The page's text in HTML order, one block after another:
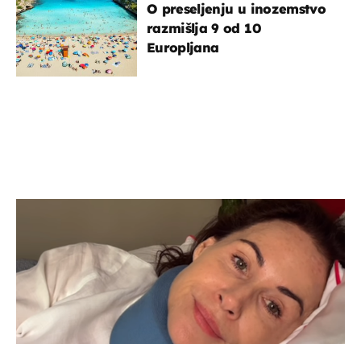
O preseljenju u inozemstvo
razmišlja 9 od 10
Europljana